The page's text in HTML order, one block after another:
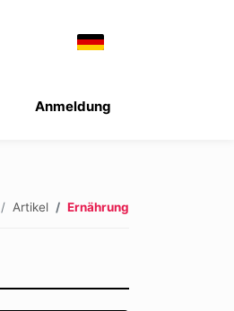
Anmeldung
Artikel Ernährung